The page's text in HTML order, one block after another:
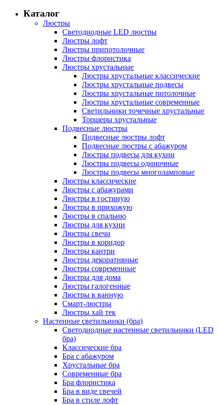
Каталог
Люстры
Светодиодные LED люстры
Люстры лофт
Люстры припотолочные
Люстры флористика
Люстры хрустальные
Люстры хрустальные классические
Люстры хрустальные подвесы
Люстры хрустальные потолочные
Люстры хрустальные современные
Светильники точечные хрустальные
Торшеры хрустальные
Подвесные люстры
Подвесные люстры лофт
Подвесные люстры с абажуром
Люстры подвесы для кухни
Люстры подвесы одиночные
Люстры подвесы многоламповые
Люстры классические
Люстры с абажурами
Люстры в гостиную
Люстры в прихожую
Люстры в спальню
Люстры для кухни
Люстры свечи
Люстры в коридор
Люстры кантри
Люстры декоративные
Люстры современные
Люстры для дома
Люстры галогенные
Люстры в ванную
Смарт-люстры
Люстры хай тек
Настенные светильники (бра)
Светодиодные настенные светильники (LED
бра)
Классические бра
Бра с абажуром
Хрустальные бра
Современные бра
Бра флористика
Бра в виде свечей
Бра в стиле лофт